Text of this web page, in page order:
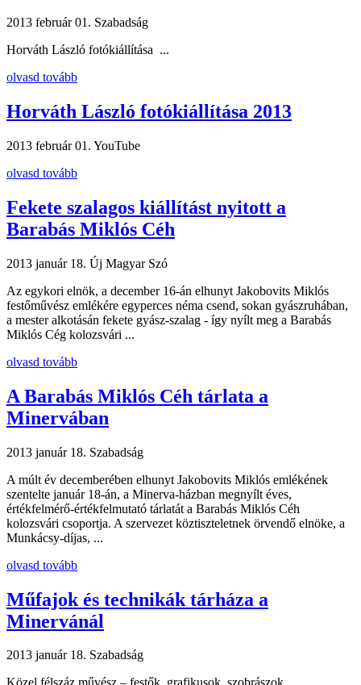
2013 február 01. Szabadság
Horváth László fotókiállítása ...
olvasd tovább
Horváth László fotókiállítása 2013
2013 február 01. YouTube
olvasd tovább
Fekete szalagos kiállítást nyitott a
Barabás Miklós Céh
2013 január 18. Új Magyar Szó
Az egykori elnök, a december 16-án elhunyt Jakobovits Miklós
festőművész emlékére egyperces néma csend, sokan gyászruhában,
a mester alkotásán fekete gyász-szalag - így nyílt meg a Barabás
Miklós Cég kolozsvári ...
olvasd tovább
A Barabás Miklós Céh tárlata a
Minervában
2013 január 18. Szabadság
A múlt év decemberében elhunyt Jakobovits Miklós emlékének
szentelte január 18-án, a Minerva-házban megnyílt éves,
értékfelmérő-értékfelmutató tárlatát a Barabás Miklós Céh
kolozsvári csoportja. A szervezet köztiszteletnek örvendő elnöke, a
Munkácsy-díjas, ...
olvasd tovább
Műfajok és technikák tárháza a
Minervánál
2013 január 18. Szabadság